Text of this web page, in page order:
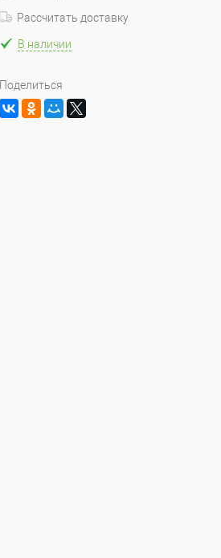
Рассчитать доставку
В наличии
Поделиться